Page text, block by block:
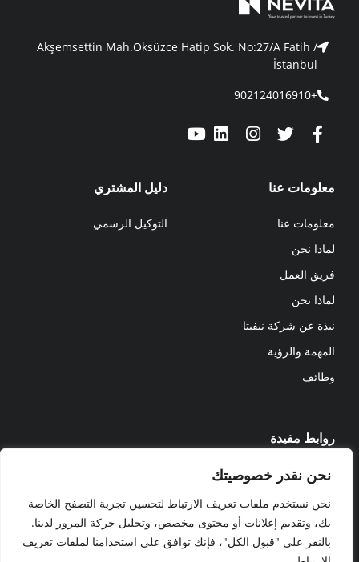
نحن نقدر خصوصيتك
نحن نستخدم ملفات تعريف الارتباط لتحسين تجربة التصفح الخاصة
بك، وتقديم إعلانات أو محتوى مخصص، وتحليل حركة المرور لدينا.
بالنقر على "قبول الكل"، فإنك توافق على استخدامنا لملفات تعريف
Akşemsettin Mah.Öksüzce Hatip Sok. No:27/A Fatih /
İstanbul
+902124016910
معلومات عنا
معلومات عنا
لماذا نحن
فريق العمل
لماذا نحن
نبذة عن شركة نيفيتا
المهمة والرؤية
وظائف
دليل المشتري
التوكيل الرسمي
روابط مفيدة
المشاريع
مدونة
© NEVITA 2023 ALL RIGHTS
RESERVED